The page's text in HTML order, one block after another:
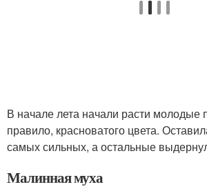
В начале лета начали расти молодые
правило, красноватого цвета.
самых сильных, а остальные
Малинная муха